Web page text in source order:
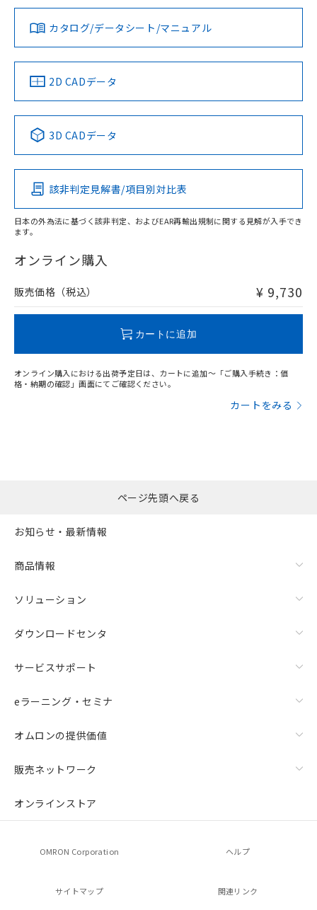
タイムチャート
検出領域
ダウンロードデータをご利用いただく前に、以下を必ずお読
みください。
ソフトウェアの使用条件
対応済み
中国 RoHS 注意事項・凡例
Pb Hg Cd Cr(VI)
O
在庫等で未対応品が混在する可能性があります。
問い合わせください。
LR型式承認
（イギリス
船舶規格）
DNV型式承認
（ノルウェー
BV型式承認
（フランス
KR型式
（韓国
No No No No
この製品の規格認証/適合状況ページへ
その他の認証はこちらのページからご検索ください
カタログ/データシート/マニュアル
2D CADデータ
3D CADデータ
該非判定見解書/項目別対比表
日本の外為法に基づく該非判定、およびEAR再輸出規制に関する見解が入手でき
ます。
オンライン購入
販売価格（税込） ¥ 9,730
カートに追加
オンライン購入における出荷予定日は、カートに追加～「ご購入手続き：価
格・納期の確認」画面にてご確認ください。
カートをみる
ページ先頭へ戻る
お知らせ・最新情報
商品情報
ソリューション
ダウンロードセンタ
サービスサポート
eラーニング・セミナ
オムロンの提供価値
販売ネットワーク
オンラインストア
OMRON Corporation ヘルプ
サイトマップ 関連リンク